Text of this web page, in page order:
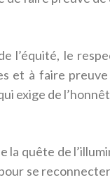
l’équité, le
et à faire
exige de
quête de
se